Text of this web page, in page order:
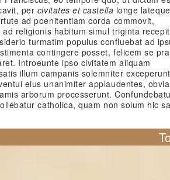
per civitates et castella longe
ad poenitentiam corda commovit,
religionis habitum simul triginta
turmatim populus confluebat ad
contingere posset, felicem se
Introeunte ipso civitatem aliquam
illum campanis solemniter
eius unanimiter applaudentes,
arborum processerunt.
catholica, quam non solum hic